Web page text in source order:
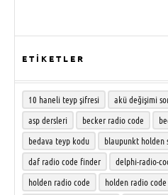
ETİKETLER
10 haneli teyp şifresi akü değişimi
asp dersleri
becker radio code
bedava teyp kodu
blaupunkt holden
daf radio code finder
delphi-radio-
holden radio code
holden radio